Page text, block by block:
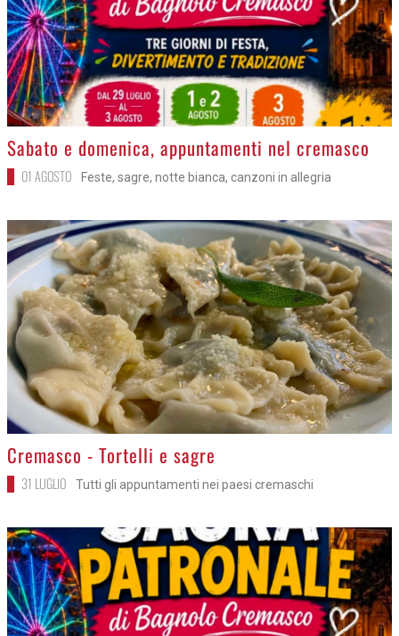
>
Sabato e domenica, appuntamenti nel cremasco
01 AGOSTO Feste, sagre, notte bianca, canzoni in allegria
>
Cremasco - Tortelli e sagre
31 LUGLIO Tutti gli appuntamenti nei paesi cremaschi